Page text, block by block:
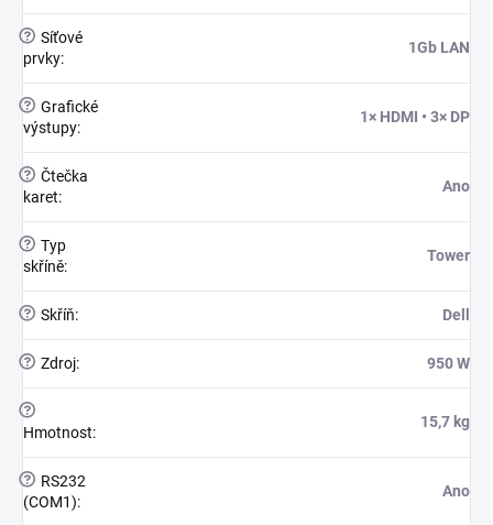
? Síťové
prvky:
1Gb LAN
? Grafické
výstupy:
1× HDMI • 3× DP
? Čtečka
karet:
Ano
? Typ
skříně:
Tower
? Skříň: Dell
? Zdroj: 950 W
?
Hmotnost:
15,7 kg
?
RS232
(COM1):
Ano